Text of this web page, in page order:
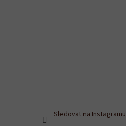
Sledovat na Instagramu